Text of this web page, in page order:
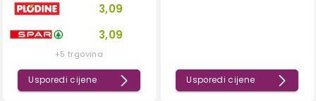
3,09
3,09
+5 trgovina
Usporedi cijene Usporedi cijene